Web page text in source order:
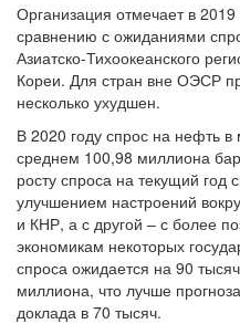
Организация отмечает в
сравнению с ожиданиями
Азиатско-Тихоокеанского
Кореи. Для стран вне ОЭСР
несколько ухудшен.
В 2020 году спрос на нефть в
среднем 100,98 миллиона
росту спроса на текущий год
улучшением настроений
и КНР, а с другой – с более
экономикам некоторых
спроса ожидается на 90
миллиона, что лучше
доклада в 70 тысяч.